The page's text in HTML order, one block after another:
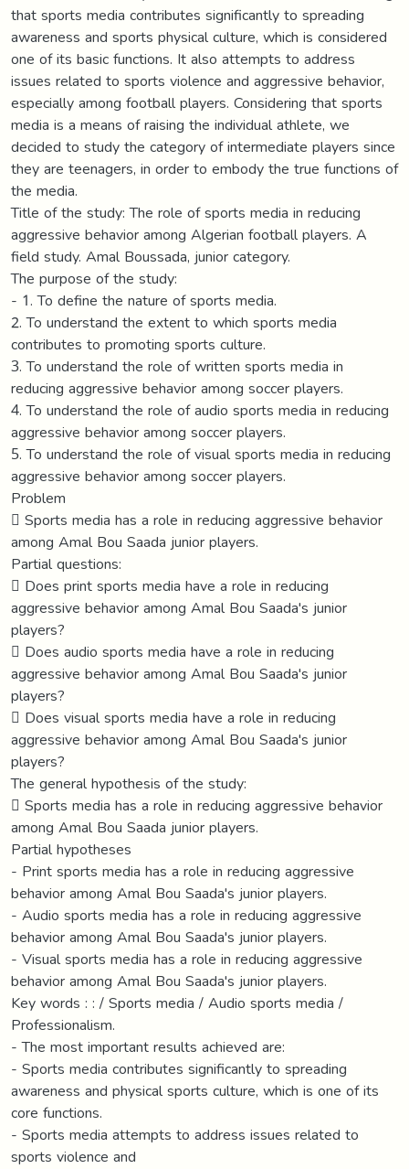
that sports media contributes significantly to spreading
awareness and sports physical culture, which is considered
one of its basic functions. It also attempts to address
issues related to sports violence and aggressive behavior,
especially among football players. Considering that sports
media is a means of raising the individual athlete, we
decided to study the category of intermediate players since
they are teenagers, in order to embody the true functions of
the media.
Title of the study: The role of sports media in reducing
aggressive behavior among Algerian football players. A
field study. Amal Boussada, junior category.
The purpose of the study:
- 1. To define the nature of sports media.
2. To understand the extent to which sports media
contributes to promoting sports culture.
3. To understand the role of written sports media in
reducing aggressive behavior among soccer players.
4. To understand the role of audio sports media in reducing
aggressive behavior among soccer players.
5. To understand the role of visual sports media in reducing
aggressive behavior among soccer players.
Problem
 Sports media has a role in reducing aggressive behavior
among Amal Bou Saada junior players.
Partial questions:
 Does print sports media have a role in reducing
aggressive behavior among Amal Bou Saada's junior
players?
 Does audio sports media have a role in reducing
aggressive behavior among Amal Bou Saada's junior
players?
 Does visual sports media have a role in reducing
aggressive behavior among Amal Bou Saada's junior
players?
The general hypothesis of the study:
 Sports media has a role in reducing aggressive behavior
among Amal Bou Saada junior players.
Partial hypotheses
- Print sports media has a role in reducing aggressive
behavior among Amal Bou Saada's junior players.
- Audio sports media has a role in reducing aggressive
behavior among Amal Bou Saada's junior players.
- Visual sports media has a role in reducing aggressive
behavior among Amal Bou Saada's junior players.
Key words : : / Sports media / Audio sports media /
Professionalism.
- The most important results achieved are:
- Sports media contributes significantly to spreading
awareness and physical sports culture, which is one of its
core functions.
- Sports media attempts to address issues related to
sports violence and